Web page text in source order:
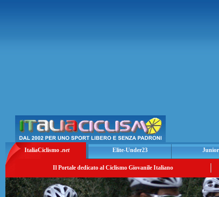
ItaliaCiclismo .net Elite-Under23
Il Portale dedicato al Ciclismo Giovanile Italiano